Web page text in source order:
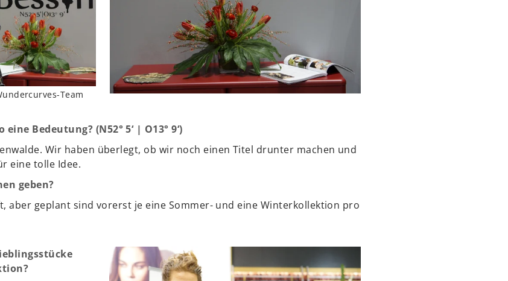
Team
Bedeutung? (N52° 5‘ | O13° 9‘)
Wir haben überlegt, ob wir noch einen Titel drunter machen und
eine tolle Idee.
geben?
aber geplant sind vorerst je eine Sommer- und eine Winterkollektion pro